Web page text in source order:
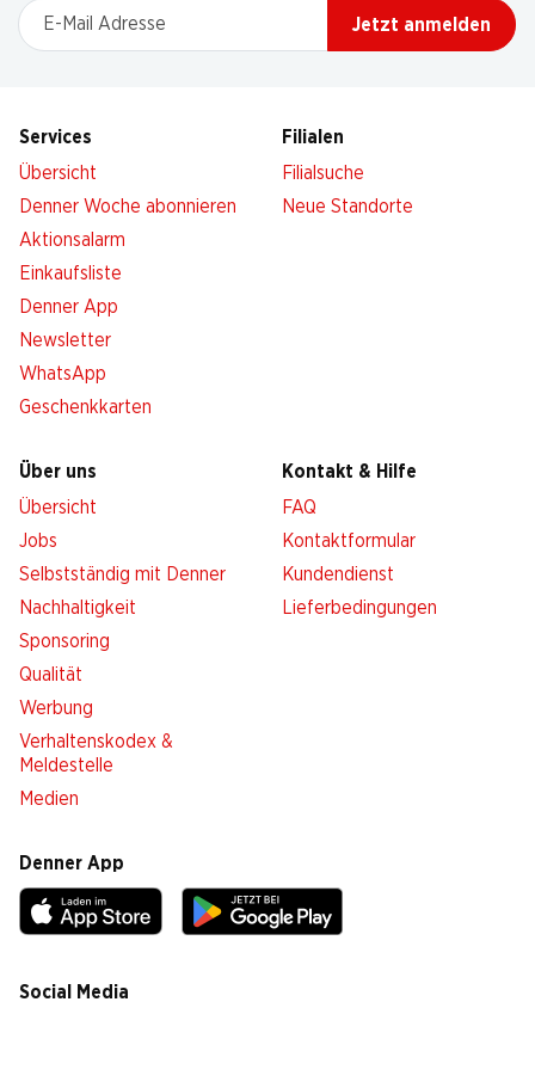
E-Mail Adresse
Jetzt anmelden
Services
Übersicht
Denner Woche abonnieren
Aktionsalarm
Einkaufsliste
Denner App
Newsletter
WhatsApp
Geschenkkarten
Filialen
Filialsuche
Neue Standorte
Über uns
Übersicht
Jobs
Selbstständig mit Denner
Nachhaltigkeit
Sponsoring
Qualität
Werbung
Verhaltenskodex &
Meldestelle
Medien
Kontakt & Hilfe
FAQ
Kontaktformular
Kundendienst
Lieferbedingungen
Denner App
Social Media